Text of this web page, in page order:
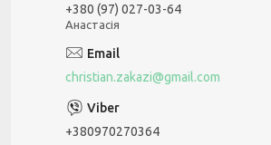
+380 (97) 027-03-64
Анастасія
christian.zakazi@gmail.com
+380970270364